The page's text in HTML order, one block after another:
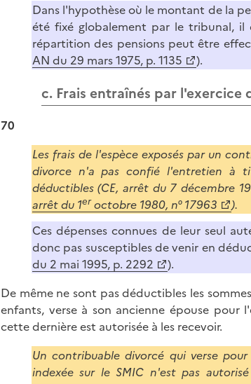
Dans l'hypothèse où le montant de la
été fixé globalement par le tribunal,
répartition des pensions peut être
AN du 29 mars 1975, p. 1135
).
c. Frais entraînés par l'exercice
70
Les frais de l'espèce exposés par un
divorce n'a pas confié l'entretien à
déductibles (CE, arrêt du 7 décembre
arrêt du 1eroctobre 1980, n° 17963
).
Ces dépenses connues de leur seul
donc pas susceptibles de venir en
du 2 mai 1995, p. 2292
).
De même ne sont pas déductibles les
enfants, verse à son ancienne épouse pour
cette dernière est autorisée à les recevoir.
Un contribuable divorcé qui verse
indexée sur le SMIC n'est pas